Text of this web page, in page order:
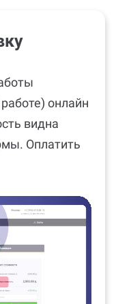
онлайн
видна
Оплатить